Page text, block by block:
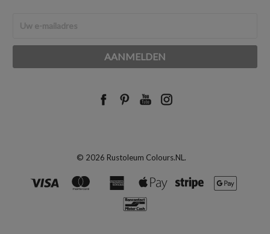
mailadres
© 2026 Rustoleum Colours.NL.